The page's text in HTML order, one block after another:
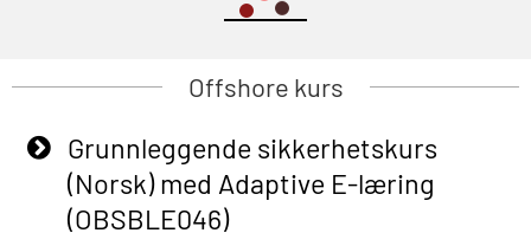
Offshore kurs
Grunnleggende sikkerhetskurs
(Norsk) med Adaptive E-læring
(OBSBLE046)